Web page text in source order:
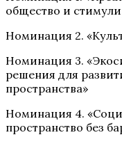
общество и
Номинация 2.
Номинация 3.
решения для
пространства»
Номинация 4.
пространство без